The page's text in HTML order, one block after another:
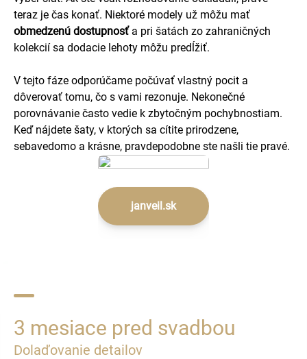
janveil.sk
teraz je čas konať. Niektoré modely už môžu mať
obmedzenú dostupnosťa pri šatách zo zahraničných
kolekcií sa dodacie lehoty môžu predĺžiť.
V tejto fáze odporúčame počúvať vlastný pocit a
dôverovať tomu, čo s vami rezonuje. Nekonečné
porovnávanie často vedie k zbytočným pochybnostiam.
Keď nájdete šaty, v ktorých sa cítite prirodzene,
sebavedomo a krásne, pravdepodobne ste našli tie pravé.
3 mesiace pred svadbou
Dolaďovanie detailov